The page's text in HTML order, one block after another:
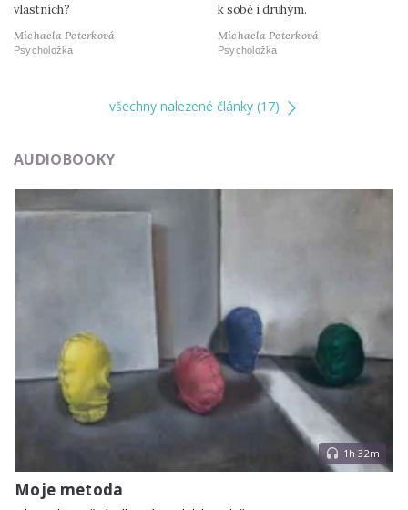
vlastních?
Michaela Peterková
Psycholožka
k sobě i druhým.
Michaela Peterková
Psycholožka
všechny nalezené články (17)
AUDIOBOOKY
1h 32m
Moje metoda